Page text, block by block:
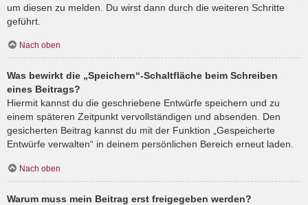
um diesen zu melden. Du wirst dann durch die weiteren Schritte
geführt.
Nach oben
Was bewirkt die „Speichern“-Schaltfläche beim Schreiben
eines Beitrags?
Hiermit kannst du die geschriebene Entwürfe speichern und zu
einem späteren Zeitpunkt vervollständigen und absenden. Den
gesicherten Beitrag kannst du mit der Funktion „Gespeicherte
Entwürfe verwalten“ in deinem persönlichen Bereich erneut laden.
Nach oben
Warum muss mein Beitrag erst freigegeben werden?